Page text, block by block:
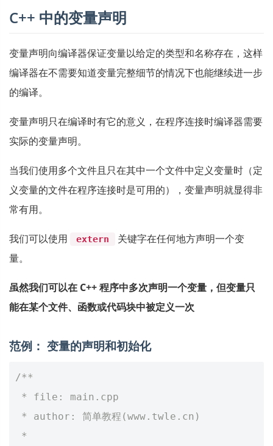
C++ 中的变量声明
变量声明向编译器保证变量以给定的类型和名称存在，这样
编译器在不需要知道变量完整细节的情况下也能继续进一步
的编译。
变量声明只在编译时有它的意义，在程序连接时编译器需要
实际的变量声明。
当我们使用多个文件且只在其中一个文件中定义变量时（定
义变量的文件在程序连接时是可用的），变量声明就显得非
常有用。
我们可以使用 extern
关键字在任何地方声明一个变
量。
虽然我们可以在 C++ 程序中多次声明一个变量，但变量只
能在某个文件、函数或代码块中被定义一次
范例： 变量的声明和初始化
/**
* file: main.cpp
* author: 简单教程(www.twle.cn)
*